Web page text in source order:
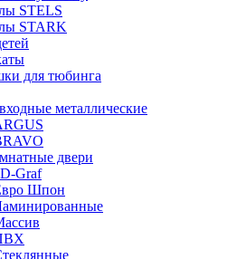
STELS
STARK
для тюбинга
металлические
двери
Graf
Шпон